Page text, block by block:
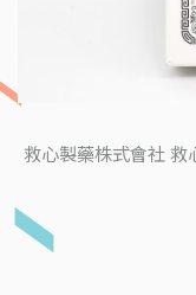
救心製藥株式會社 救